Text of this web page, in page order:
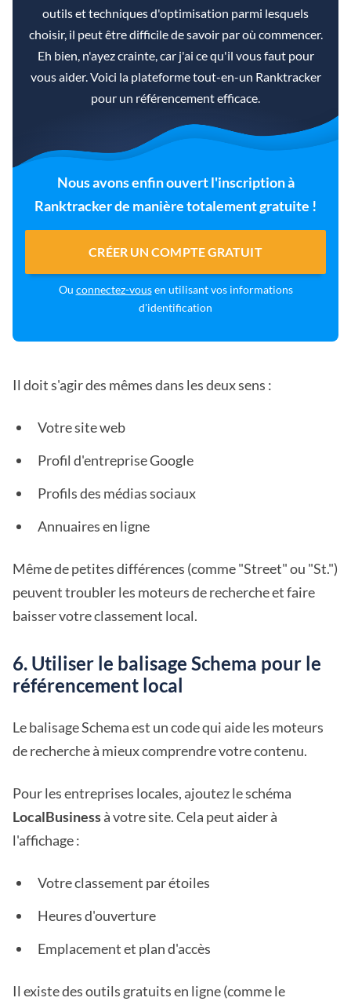
outils et techniques d'optimisation parmi lesquels
choisir, il peut être difficile de savoir par où commencer.
Eh bien, n'ayez crainte, car j'ai ce qu'il vous faut pour
vous aider. Voici la plateforme tout-en-un Ranktracker
pour un référencement efficace.
Nous avons enfin ouvert l'inscription à
Ranktracker de manière totalement gratuite !
CRÉER UN COMPTE GRATUIT
Ou connectez-vousen utilisant vos informations
d'identification
Il doit s'agir des mêmes dans les deux sens :
Votre site web
Profil d'entreprise Google
Profils des médias sociaux
Annuaires en ligne
Même de petites différences (comme "Street" ou "St.")
peuvent troubler les moteurs de recherche et faire
baisser votre classement local.
6. Utiliser le balisage Schema pour le
référencement local
Le balisage Schema est un code qui aide les moteurs
de recherche à mieux comprendre votre contenu.
Pour les entreprises locales, ajoutez le schéma
LocalBusinessà votre site. Cela peut aider à
l'affichage :
Votre classement par étoiles
Heures d'ouverture
Emplacement et plan d'accès
Il existe des outils gratuits en ligne (comme le